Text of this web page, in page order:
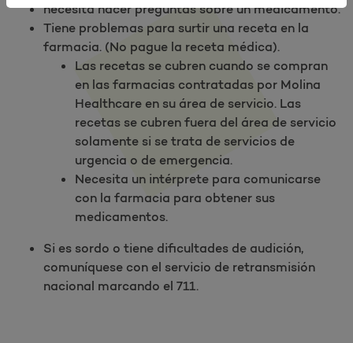
necesita hacer preguntas sobre un medicamento.
Tiene problemas para surtir una receta en la
farmacia. (No pague la receta médica).
Las recetas se cubren cuando se compran
en las farmacias contratadas por Molina
Healthcare en su área de servicio. Las
recetas se cubren fuera del área de servicio
solamente si se trata de servicios de
urgencia o de emergencia.
Necesita un intérprete para comunicarse
con la farmacia para obtener sus
medicamentos.
Si es sordo o tiene dificultades de audición,
comuníquese con el servicio de retransmisión
nacional marcando el 711.